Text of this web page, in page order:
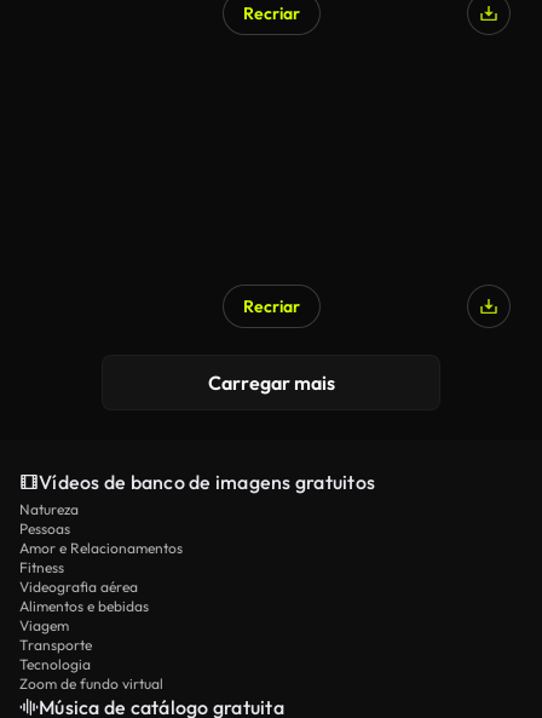
Recriar
Recriar
Carregar mais
Vídeos de banco de imagens gratuitos
Natureza
Pessoas
Amor e Relacionamentos
Fitness
Videografia aérea
Alimentos e bebidas
Viagem
Transporte
Tecnologia
Zoom de fundo virtual
Música de catálogo gratuita